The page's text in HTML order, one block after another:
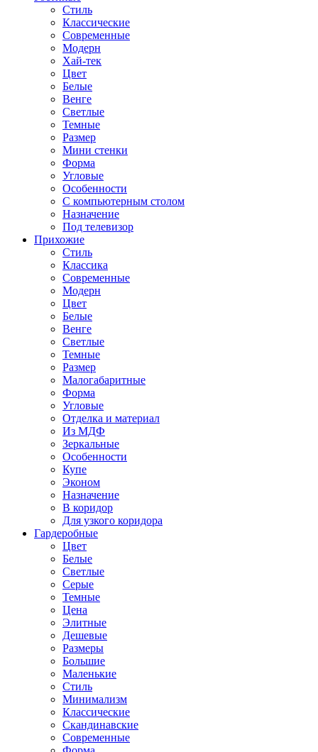
Стиль
Классические
Современные
Модерн
Хай-тек
Цвет
Белые
Венге
Светлые
Темные
Размер
Мини стенки
Форма
Угловые
Особенности
С компьютерным столом
Назначение
Под телевизор
Прихожие
Стиль
Классика
Современные
Модерн
Цвет
Белые
Венге
Светлые
Темные
Размер
Малогабаритные
Форма
Угловые
Отделка и материал
Из МДФ
Зеркальные
Особенности
Купе
Эконом
Назначение
В коридор
Для узкого коридора
Гардеробные
Цвет
Белые
Светлые
Серые
Темные
Цена
Элитные
Дешевые
Размеры
Большие
Маленькие
Стиль
Минимализм
Классические
Скандинавские
Современные